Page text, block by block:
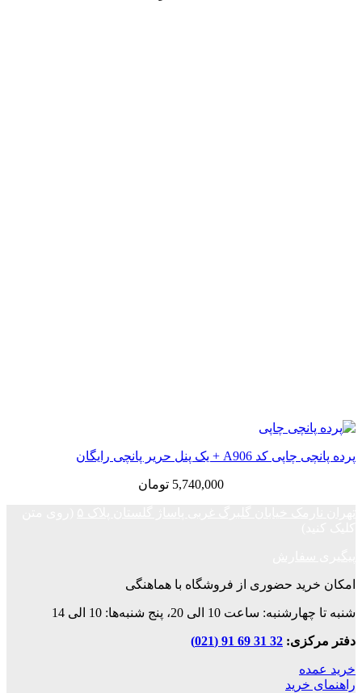
پرده پانچی چاپی کد A906 + یک پنل حریر پانچی رایگان
5,740,000 تومان
امکان خرید حضوری از فروشگاه با هماهنگی
شنبه تا چهارشنبه: ساعت 10 الی 20، پنج شنبه‌ها: 10 الی 14
دفتر مرکزی:32 31 69 91 (021)
خرید عمده
راهنمای خرید